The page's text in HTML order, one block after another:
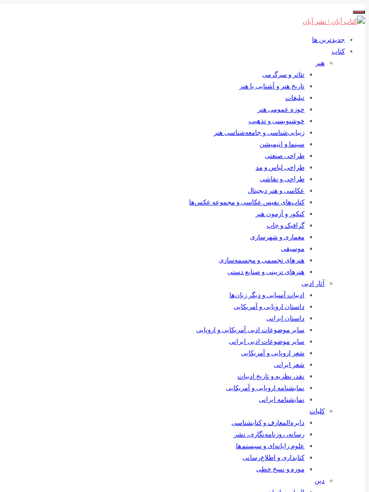
جدیدترین ها
کتاب
هنر
تئاتر و سرگرمی
تاریخ هنر و آشنایی با هنر
تبلیغات
حوزه عمومی هنر
خوشنویسی و تذهیب
زیبایی‌شناسی و جامعه‌شناسی هنر
سینما و انیمیشن
طراحی صنعتی
طراحی لباس و مد
طراحی و نقاشی
عکاسی و هنر دیجیتال
کتاب‌های نفیس عکاسی و مجموعه عکس‌ها
کنکور و آزمون هنر
گرافیک و چاپ
معماری و شهرسازی
موسیقی
هنرهای ‌تجسمی و مجسمه‌سازی
هنرهای تزیینی و صنایع ‌دستی
آثار ادبی
ادبیات آسیایی و دیگر زبان‌ها
داستان اروپایی و آمریکایی
داستان ایرانی
سایر موضوعات ادبی آمریکایی و اروپایی
سایر موضوعات ادبی ایرانی
شعر اروپایی و آمریکایی
شعر ایرانی
نقد، نظریه و تاریخ ادبیات
نمایشنامه اروپایی و آمریکایی
نمایشنامه ایرانی
کلیات
دایره‌المعارف و کتابشناسی
رسانه‌، روزنامه‌نگاری، نشر
علوم رایانه‌ای و سیستم‌ها
کتابداری و اطلاع‌رسانی
موزه و نسخ خطی
دین